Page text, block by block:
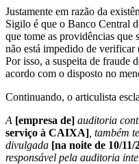
Justamente em razão da
Sigilo é que o Banco Central
que tome as providências que
não está impedido de
Por isso, a suspeita de fraude
acordo com o disposto no
Continuando, o articulista
A [empresa de] auditoria
serviço à CAIXA] , também
divulgada [na noite de 10/11/
responsável pela auditoria